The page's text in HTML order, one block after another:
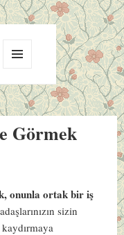
VE
BILEŞENLER
Görmek
onunla ortak bir iş
sizin